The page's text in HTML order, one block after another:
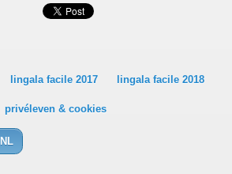
lingala facile 2017 lingala facile 2018
privéleven & cookies
NL